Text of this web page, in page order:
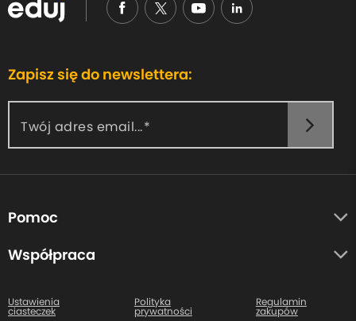
Zapisz się do newslettera:
Twój adres email...
Pomoc
O nas
Centrum pomocy
Współpraca
Ustawienia
ciasteczek
Polityka
prywatności
Regulamin
zakupów